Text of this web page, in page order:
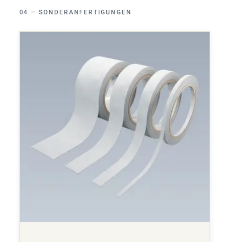
SONDERANFERTIGUNGEN